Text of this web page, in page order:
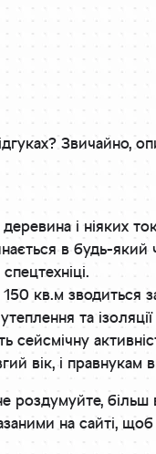
Звичайно,
і ніяких
в будь-
кв.м зводиться
та
сейсмічну
вік, і правнукам
більш
на сайті, щоб